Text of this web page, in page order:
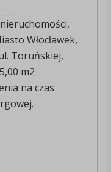
Włocławek,
Toruńskiej,
m2
na czas